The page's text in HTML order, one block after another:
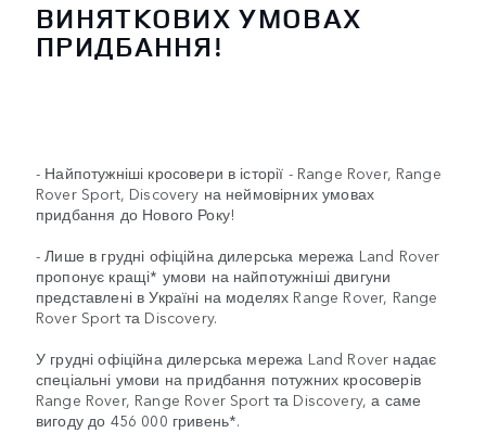
ВИНЯТКОВИХ УМОВАХ
ПРИДБАННЯ!
- Найпотужніші кросовери в історії - Range Rover, Range
Rover Sport, Discovery на неймовірних умовах
придбання до Нового Року!
- Лише в грудні офіційна дилерська мережа Land Rover
пропонує кращі* умови на найпотужніші двигуни
представлені в Україні на моделях Range Rover, Range
Rover Sport та Discovery.
У грудні офіційна дилерська мережа Land Rover надає
спеціальні умови на придбання потужних кросоверів
Range Rover, Range Rover Sport та Discovery, а саме
вигоду до 456 000 гривень*.